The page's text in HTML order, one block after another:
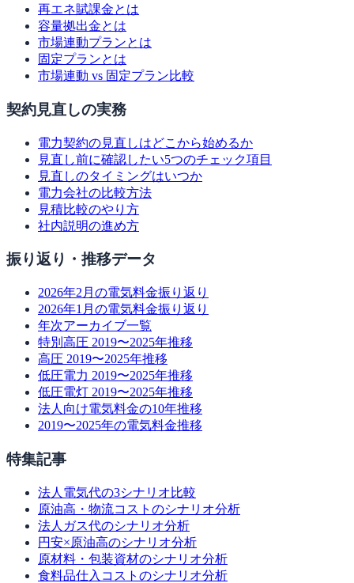
再エネ賦課金とは
容量拠出金とは
市場連動プランとは
固定プランとは
市場連動 vs 固定プラン比較
契約見直しの実務
電力契約の見直しはどこから始めるか
見直し前に確認したい5つのチェック項目
見直しのタイミングはいつか
電力会社の比較方法
見積比較のやり方
社内説明の進め方
振り返り・推移データ
2026年2月の電気料金振り返り
2026年1月の電気料金振り返り
年次アーカイブ一覧
特別高圧 2019〜2025年推移
高圧 2019〜2025年推移
低圧電力 2019〜2025年推移
低圧電灯 2019〜2025年推移
法人向け電気料金の10年推移
2019〜2025年の電気料金推移
特集記事
法人電気代の3シナリオ比較
原油高・物流コストのシナリオ分析
法人ガス代のシナリオ分析
円安×原油高のシナリオ分析
原材料・包装資材のシナリオ分析
食料品仕入コストのシナリオ分析